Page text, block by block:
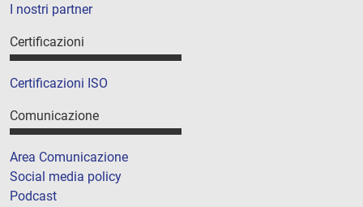
I nostri partner
Certificazioni
Certificazioni ISO
Comunicazione
Area Comunicazione
Social media policy
Podcast